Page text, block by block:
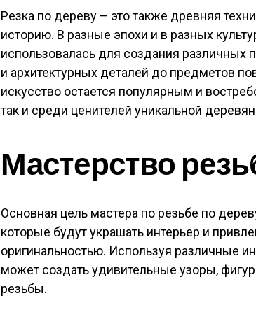
Резка по дереву – это также древняя
историю. В разные эпохи и в разных
использовалась для создания различных
и архитектурных деталей до предметов
искусство остается популярным и
так и среди ценителей уникальной
Мастерство
Основная цель мастера по резьбе по
которые будут украшать интерьер и
оригинальностью. Используя различные
может создать удивительные узоры,
резьбы.